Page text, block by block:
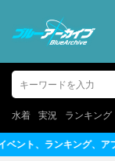
水着 実況 ランキング
～上級者向けテクニッ